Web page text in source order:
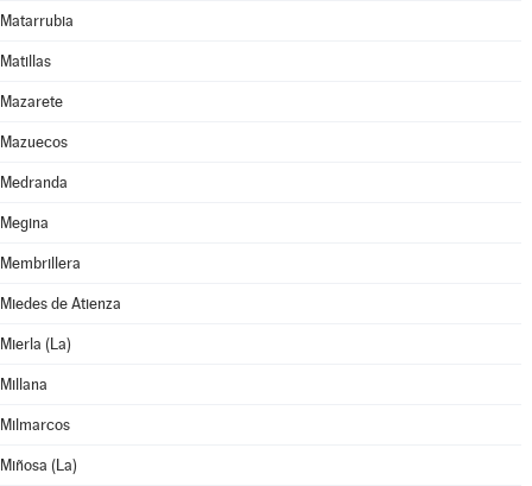
Matarrubia
Matillas
Mazarete
Mazuecos
Medranda
Megina
Membrillera
Miedes de Atienza
Mierla (La)
Millana
Milmarcos
Miñosa (La)